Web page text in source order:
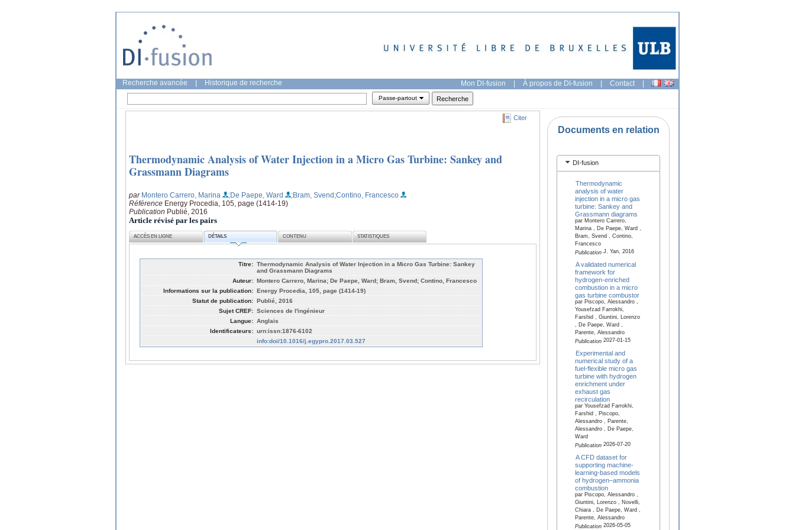
Recherche avancée Historique de recherche Mon DI-fusion | À propos de DI-fusion | Contact |
Passe-partout
Citer
Thermodynamic Analysis of Water Injection in a Micro Gas Turbine: Sankey and
Grassmann Diagrams
par Montero Carrero, Marina ;De Paepe, Ward ;Bram, Svend;Contino, Francesco
Référence Energy Procedia, 105, page (1414-19)
Publication Publié, 2016
Article révisé par les pairs
ACCÈS EN LIGNE DÉTAILS CONTENU STATISTIQUES
Titre: Thermodynamic Analysis of Water Injection in a Micro Gas Turbine: Sankey
and Grassmann Diagrams
Auteur: Montero Carrero, Marina; De Paepe, Ward; Bram, Svend; Contino, Francesco
Informations sur la publication: Energy Procedia, 105, page (1414-19)
Statut de publication: Publié, 2016
Sujet CREF: Sciences de l'ingénieur
Langue: Anglais
Identificateurs: urn:issn:1876-6102
info:doi/10.1016/j.egypro.2017.03.527
Documents en relation
DI-fusion
Thermodynamic
analysis of water
injection in a micro gas
turbine: Sankey and
Grassmann diagrams
par Montero Carrero,
Marina , De Paepe, Ward ,
Bram, Svend , Contino,
Francesco
PublicationJ. Yan, 2016
A validated numerical
framework for
hydrogen-enriched
combustion in a micro
gas turbine combustor
par Piscopo, Alessandro ,
Yousefzad Farrokhi,
Farshid , Giuntini, Lorenzo
, De Paepe, Ward ,
Parente, Alessandro
Publication2027-01-15
Experimental and
numerical study of a
fuel-flexible micro gas
turbine with hydrogen
enrichment under
exhaust gas
recirculation
par Yousefzad Farrokhi,
Farshid , Piscopo,
Alessandro , Parente,
Alessandro , De Paepe,
Ward
Publication2026-07-20
A CFD dataset for
supporting machine-
learning-based models
of hydrogen–ammonia
combustion
par Piscopo, Alessandro ,
Giuntini, Lorenzo , Novelli,
Chiara , De Paepe, Ward ,
Parente, Alessandro
Publication2026-05-05